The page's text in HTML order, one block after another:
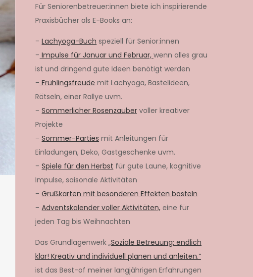
Für Seniorenbetreuer:innen biete ich inspirierende
Praxisbücher als E-Books an:
– Lachyoga-Buch speziell für Senior:innen
– Impulse für Januar und Februar, wenn alles grau
ist und dringend gute Ideen benötigt werden
– Frühlingsfreude mit Lachyoga, Bastelideen,
Rätseln, einer Rallye uvm.
– Sommerlicher Rosenzauber voller kreativer
Projekte
– Sommer-Parties mit Anleitungen für
Einladungen, Deko, Gastgeschenke uvm.
– Spiele für den Herbst für gute Laune, kognitive
Impulse, saisonale Aktivitäten
– Grußkarten mit besonderen Effekten basteln
– Adventskalender voller Aktivitäten, eine für
jeden Tag bis Weihnachten
Das Grundlagenwerk „Soziale Betreuung: endlich
klar! Kreativ und individuell planen und anleiten.“
ist das Best-of meiner langjährigen Erfahrungen